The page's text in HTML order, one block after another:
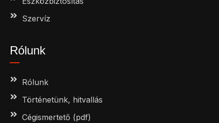
Szervíz
Rólunk
Rólunk
Történetünk, hitvallás
Cégismertető (pdf)